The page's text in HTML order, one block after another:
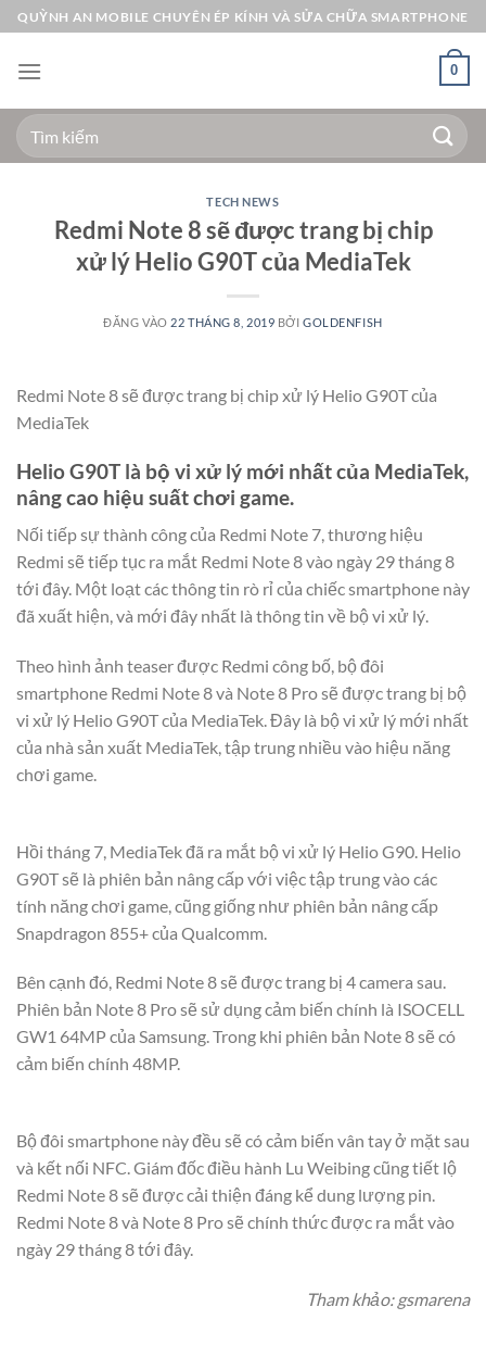
Bỏ
qua
nội
QUỲNH AN MOBILE CHUYÊN ÉP KÍNH VÀ SỬA CHỮA SMARTPHONE
0
Tìm
kiếm:
TECH NEWS
Redmi Note 8 sẽ được trang bị chip
xử lý Helio G90T của MediaTek
ĐĂNG VÀO 22 THÁNG 8, 2019 BỞIGOLDENFISH
Redmi Note 8 sẽ được trang bị chip xử lý Helio G90T của
MediaTek
Helio G90T là bộ vi xử lý mới nhất của MediaTek,
nâng cao hiệu suất chơi game.
Nối tiếp sự thành công của Redmi Note 7, thương hiệu
Redmi sẽ tiếp tục ra mắt Redmi Note 8 vào ngày 29 tháng 8
tới đây. Một loạt các thông tin rò rỉ của chiếc smartphone này
đã xuất hiện, và mới đây nhất là thông tin về bộ vi xử lý.
Theo hình ảnh teaser được Redmi công bố, bộ đôi
smartphone Redmi Note 8 và Note 8 Pro sẽ được trang bị bộ
vi xử lý Helio G90T của MediaTek. Đây là bộ vi xử lý mới nhất
của nhà sản xuất MediaTek, tập trung nhiều vào hiệu năng
chơi game.
Hồi tháng 7, MediaTek đã ra mắt bộ vi xử lý Helio G90. Helio
G90T sẽ là phiên bản nâng cấp với việc tập trung vào các
tính năng chơi game, cũng giống như phiên bản nâng cấp
Snapdragon 855+ của Qualcomm.
Bên cạnh đó, Redmi Note 8 sẽ được trang bị 4 camera sau.
Phiên bản Note 8 Pro sẽ sử dụng cảm biến chính là ISOCELL
GW1 64MP của Samsung. Trong khi phiên bản Note 8 sẽ có
cảm biến chính 48MP.
Bộ đôi smartphone này đều sẽ có cảm biến vân tay ở mặt sau
và kết nối NFC. Giám đốc điều hành Lu Weibing cũng tiết lộ
Redmi Note 8 sẽ được cải thiện đáng kể dung lượng pin.
Redmi Note 8 và Note 8 Pro sẽ chính thức được ra mắt vào
ngày 29 tháng 8 tới đây.
Tham khảo: gsmarena